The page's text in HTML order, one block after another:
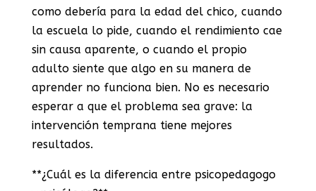
como debería para la edad del chico, cuando
la escuela lo pide, cuando el rendimiento cae
sin causa aparente, o cuando el propio
adulto siente que algo en su manera de
aprender no funciona bien. No es necesario
esperar a que el problema sea grave: la
intervención temprana tiene mejores
resultados.
**¿Cuál es la diferencia entre psicopedagogo